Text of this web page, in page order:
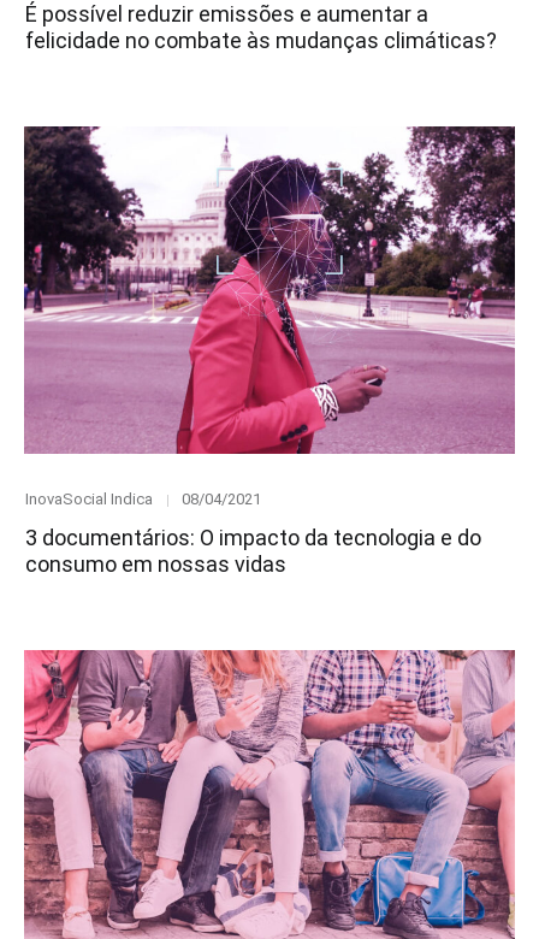
É possível reduzir emissões e aumentar a
felicidade no combate às mudanças climáticas?
Category
InovaSocial Indica
Posted
08/04/2021
3 documentários: O impacto da tecnologia e do
consumo em nossas vidas